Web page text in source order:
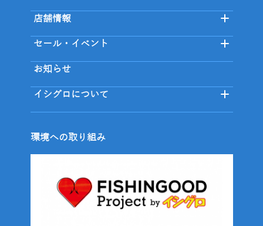
店舗情報
セール・イベント
お知らせ
イシグロについて
環境への取り組み